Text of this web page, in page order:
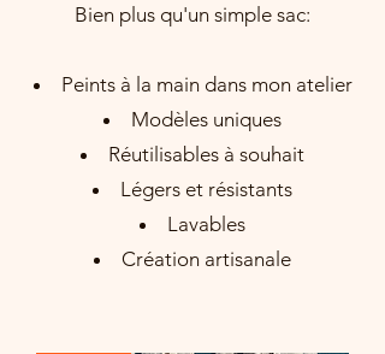
Bien plus qu'un simple sac:
Peints à la main dans mon atelier
Modèles uniques
Réutilisables à souhait
Légers et résistants
Lavables
Création artisanale